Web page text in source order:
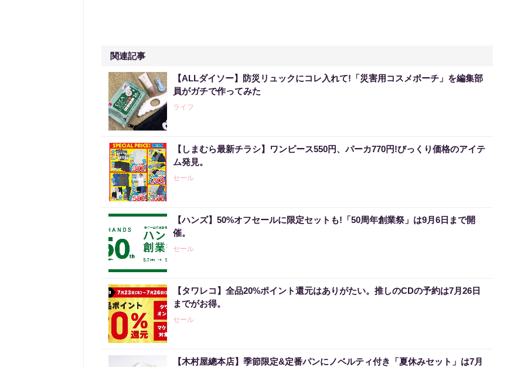
関連記事
【ALLダイソー】防災リュックにコレ入れて!「災害用コスメポーチ」を編集部
員がガチで作ってみた
ライフ
【しまむら最新チラシ】ワンピース550円、パーカ770円!びっくり価格のアイテ
ム発見。
セール
【ハンズ】50%オフセールに限定セットも!「50周年創業祭」は9月6日まで開
催。
セール
【タワレコ】全品20%ポイント還元はありがたい。推しのCDの予約は7月26日
までがお得。
セール
【木村屋總本店】季節限定&定番パンにノベルティ付き「夏休みセット」は7月